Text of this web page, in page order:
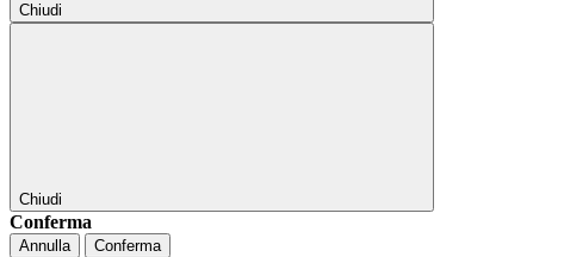
Chiudi
Chiudi
Conferma
Annulla Conferma